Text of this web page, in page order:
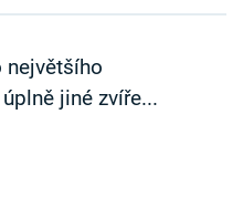
největšího
jiné zvíře...